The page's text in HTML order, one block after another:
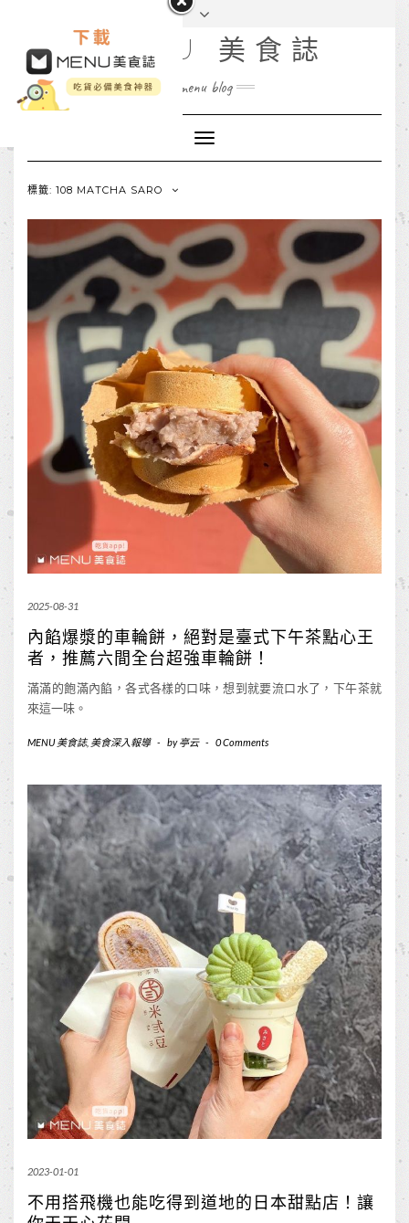
MENU 美食誌
menu blog
Toggle
Navigation
標籤: 108 MATCHA SARO
2025-08-31
內餡爆漿的車輪餅，絕對是臺式下午茶點心王
者，推薦六間全台超強車輪餅！
滿滿的飽滿內餡，各式各樣的口味，想到就要流口水了，下午茶就
來這一味。
MENU 美食誌, 美食深入報導 - by亭云 - 0 Comments
2023-01-01
不用搭飛機也能吃得到道地的日本甜點店！讓